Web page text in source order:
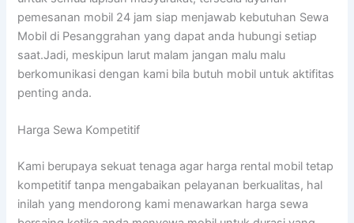
pemesanan mobil 24 jam siap menjawab kebutuhan Sewa
Mobil di Pesanggrahan yang dapat anda hubungi setiap
saat.Jadi, meskipun larut malam jangan malu malu
berkomunikasi dengan kami bila butuh mobil untuk aktifitas
penting anda.
Harga Sewa Kompetitif
Kami berupaya sekuat tenaga agar harga rental mobil tetap
kompetitif tanpa mengabaikan pelayanan berkualitas, hal
inilah yang mendorong kami menawarkan harga sewa